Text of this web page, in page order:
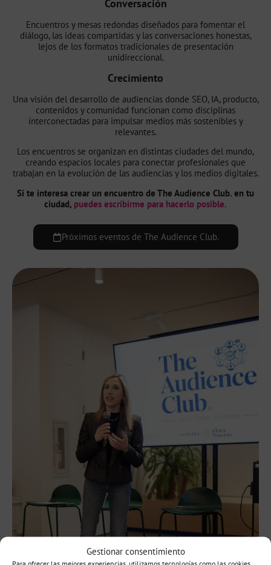
Gestionar consentimiento
Para ofrecer las mejores experiencias, utilizamos tecnologías como las cookies
Conversación
Encuentros y mesas redondas diseñados para fomentar el
diálogo, las ideas compartidas y las conversaciones honestas,
lejos de los formatos tradicionales de presentación
unidireccional.
Crecimiento
Una visión del desarrollo de audiencias donde SEO, IA, producto,
contenidos y comunidad funcionan como disciplinas
interconectadas para impulsar medios más sostenibles y
relevantes.
Los encuentros se organizan en distintas ciudades del mundo,
creando espacios locales para conectar profesionales que
trabajan en la evolución de las audiencias y los medios digitales.
Si te interesa crear un encuentro de The Audience Club. en tu
ciudad, puedes escribirme para hacerlo posible.
Próximos eventos de The Audience Club.